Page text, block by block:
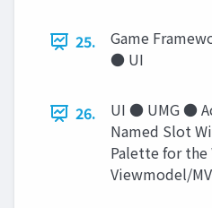
25.
Game
● UI
26.
UI ● UMG ●
Named Slot
Palette for
Viewmodel/